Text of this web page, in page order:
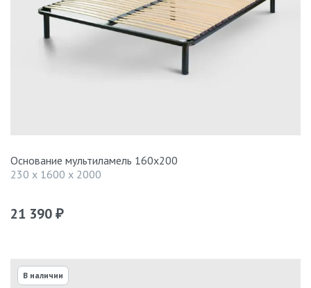
Основание мультиламель 160х200
230 x 1600 x 2000
21 390 ₽
В наличии